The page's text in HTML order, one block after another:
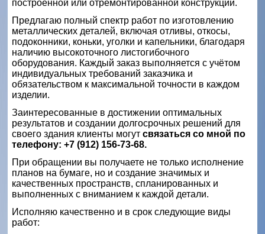
построенной или отремонтированной конструкции.
Предлагаю полный спектр работ по изготовлению
металлических деталей, включая отливы, откосы,
подоконники, коньки, уголки и капельники, благодаря
наличию высокоточного листогибочного
оборудования. Каждый заказ выполняется с учётом
индивидуальных требований заказчика и
обязательством к максимальной точности в каждом
изделии.
Заинтересованные в достижении оптимальных
результатов и создании долгосрочных решений для
своего здания клиенты могут связаться со мной по
телефону: +7 (912) 156-73-68.
При обращении вы получаете не только исполнение
планов на бумаге, но и создание значимых и
качественных пространств, спланированных и
выполненных с вниманием к каждой детали.
Исполняю качественно и в срок следующие виды
работ: